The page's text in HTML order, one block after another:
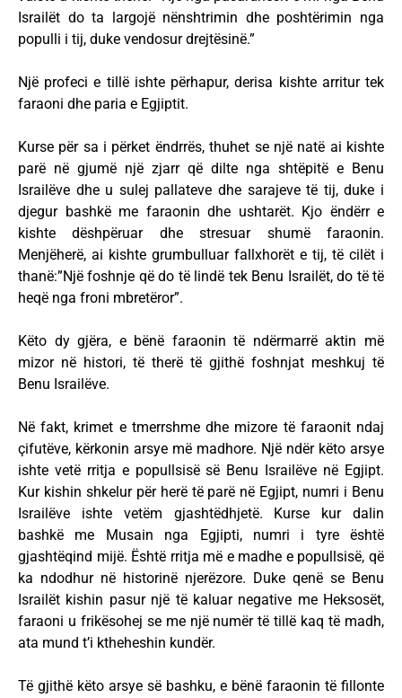
Israilët do ta largojë nënshtrimin dhe poshtërimin nga
populli i tij, duke vendosur drejtësinë.”
Një profeci e tillë ishte përhapur, derisa kishte arritur tek
faraoni dhe paria e Egjiptit.
Kurse për sa i përket ëndrrës, thuhet se një natë ai kishte
parë në gjumë një zjarr që dilte nga shtëpitë e Benu
Israilëve dhe u sulej pallateve dhe sarajeve të tij, duke i
djegur bashkë me faraonin dhe ushtarët. Kjo ëndërr e
kishte dëshpëruar dhe stresuar shumë faraonin.
Menjëherë, ai kishte grumbulluar fallxhorët e tij, të cilët i
thanë:”Një foshnje që do të lindë tek Benu Israilët, do të të
heqë nga froni mbretëror”.
Këto dy gjëra, e bënë faraonin të ndërmarrë aktin më
mizor në histori, të therë të gjithë foshnjat meshkuj të
Benu Israilëve.
Në fakt, krimet e tmerrshme dhe mizore të faraonit ndaj
çifutëve, kërkonin arsye më madhore. Një ndër këto arsye
ishte vetë rritja e popullsisë së Benu Israilëve në Egjipt.
Kur kishin shkelur për herë të parë në Egjipt, numri i Benu
Israilëve ishte vetëm gjashtëdhjetë. Kurse kur dalin
bashkë me Musain nga Egjipti, numri i tyre është
gjashtëqind mijë. Është rritja më e madhe e popullsisë, që
ka ndodhur në historinë njerëzore. Duke qenë se Benu
Israilët kishin pasur një të kaluar negative me Heksosët,
faraoni u frikësohej se me një numër të tillë kaq të madh,
ata mund t’i ktheheshin kundër.
Të gjithë këto arsye së bashku, e bënë faraonin të fillonte